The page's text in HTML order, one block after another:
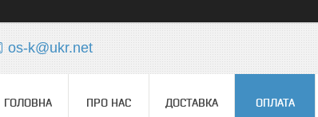
os-k@ukr.net
ГОЛОВНА ПРО НАС ДОСТАВКА ОПЛАТА